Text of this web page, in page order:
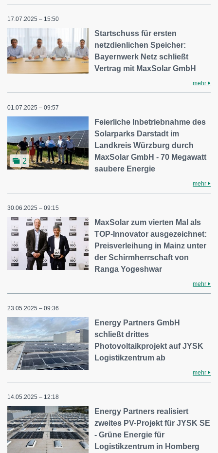
17.07.2025 – 15:50
Startschuss für ersten
netzdienlichen Speicher:
Bayernwerk Netz schließt
Vertrag mit MaxSolar GmbH
mehr
01.07.2025 – 09:57
2
Feierliche Inbetriebnahme des
Solarparks Darstadt im
Landkreis Würzburg durch
MaxSolar GmbH - 70 Megawatt
saubere Energie
mehr
30.06.2025 – 09:15
MaxSolar zum vierten Mal als
TOP-Innovator ausgezeichnet:
Preisverleihung in Mainz unter
der Schirmherrschaft von
Ranga Yogeshwar
mehr
23.05.2025 – 09:36
Energy Partners GmbH
schließt drittes
Photovoltaikprojekt auf JYSK
Logistikzentrum ab
mehr
14.05.2025 – 12:18
Energy Partners realisiert
zweites PV-Projekt für JYSK SE
- Grüne Energie für
Logistikzentrum in Homberg